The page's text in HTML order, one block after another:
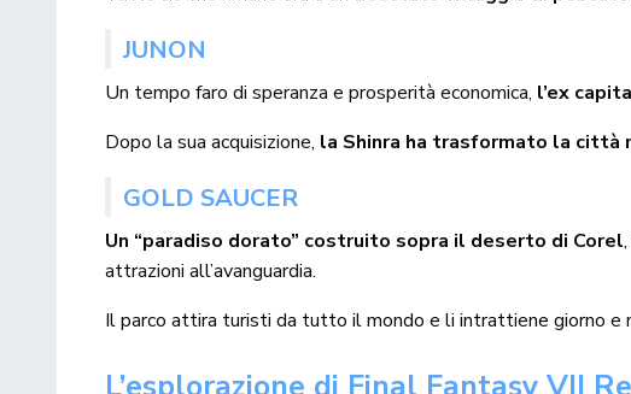
JUNON
Un tempo faro di speranza e prosperità economica, l’ex
Dopo la sua acquisizione, la Shinra ha trasformato la città
GOLD SAUCER
Un “paradiso dorato” costruito sopra il deserto di Corel
attrazioni all’avanguardia.
Il parco attira turisti da tutto il mondo e li intrattiene giorno e